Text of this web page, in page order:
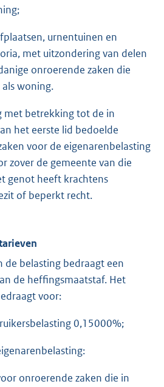
urnentuinen en
met uitzondering van delen
onroerende zaken die
woning.
met betrekking tot de in
het eerste lid bedoelde
voor de eigenarenbelasting
zover de gemeente van die
genot heeft krachtens
of beperkt recht.
de belasting bedraagt een
de heffingsmaatstaf. Het
voor:
0,15000%;
onroerende zaken die in